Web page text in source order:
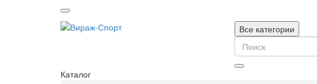
Все категории
Каталог